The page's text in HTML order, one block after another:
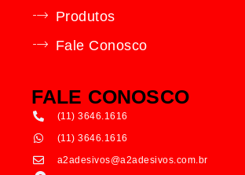
Produtos
Fale Conosco
FALE CONOSCO
(11) 3646.1616
(11) 3646.1616
a2adesivos@a2adesivos.com.br